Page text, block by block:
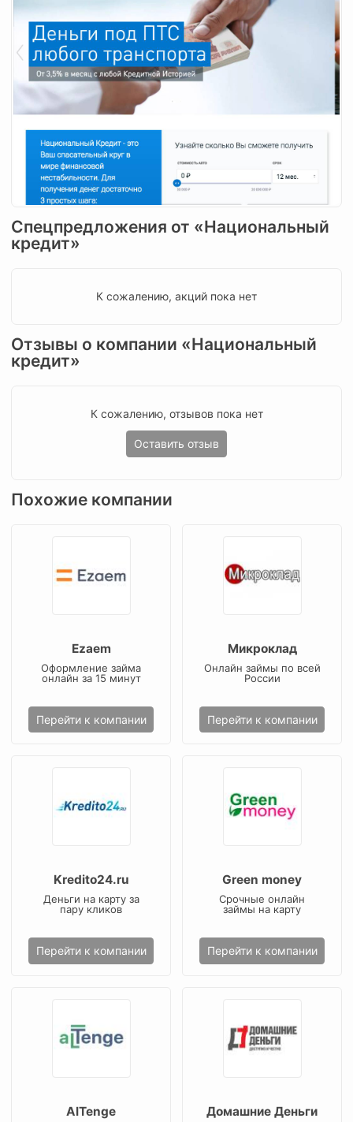
Спецпредложения от «Национальный
кредит»
К сожалению, акций пока нет
Отзывы о компании «Национальный
кредит»
К сожалению, отзывов пока нет
Оставить отзыв
Похожие компании
Ezaem
Оформление займа
онлайн за 15 минут
Перейти к компании
Микроклад
Онлайн займы по всей
России
Перейти к компании
Kredito24.ru
Деньги на карту за
пару кликов
Перейти к компании
Green money
Срочные онлайн
займы на карту
Перейти к компании
AlTenge Домашние Деньги